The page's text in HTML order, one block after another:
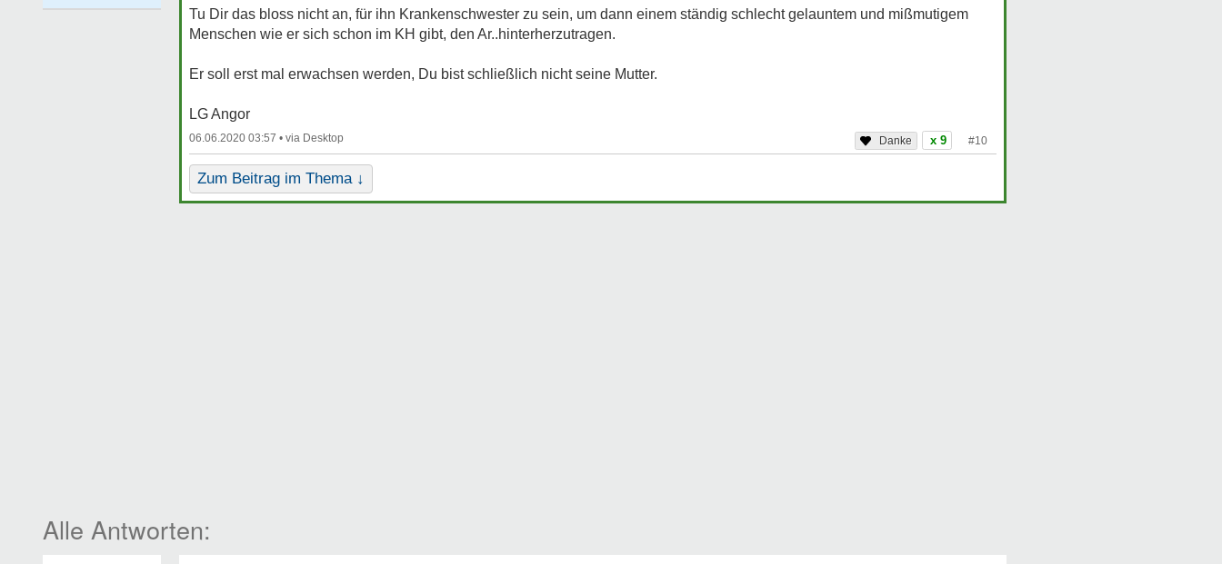
Tu Dir das bloss nicht an, für ihn Krankenschwester zu sein, um dann einem ständig schlecht gelauntem und mißmutigem
Menschen wie er sich schon im KH gibt, den Ar..hinterherzutragen.
Er soll erst mal erwachsen werden, Du bist schließlich nicht seine Mutter.
LG Angor
06.06.2020 03:57 • x 9 #10
Zum Beitrag im Thema ↓